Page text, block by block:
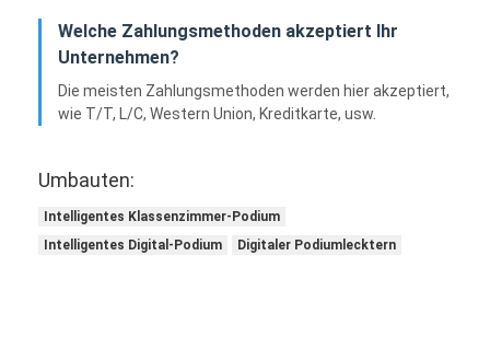
Welche Zahlungsmethoden akzeptiert Ihr
Unternehmen?
Die meisten Zahlungsmethoden werden hier akzeptiert,
wie T/T, L/C, Western Union, Kreditkarte, usw.
Umbauten:
Intelligentes Klassenzimmer-Podium
Intelligentes Digital-Podium
Digitaler Podiumlecktern